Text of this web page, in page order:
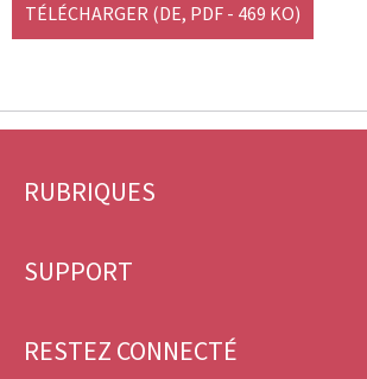
TÉLÉCHARGER (DE, PDF - 469 KO)
Pied
page
RUBRIQUES
SUPPORT
RESTEZ CONNECTÉ